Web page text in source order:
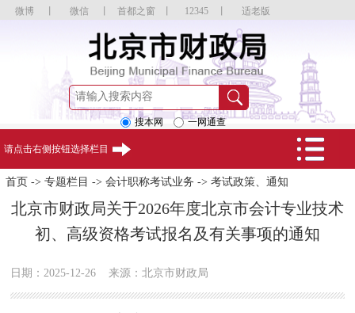
微博 微信 12345 适老版
首都之窗
搜本网 一网通查
请点击右侧按钮选择栏目
首页 -> 专题栏目 -> 会计职称考试业务 -> 考试政策、通知
北京市财政局关于2026年度北京市会计专业技术
初、高级资格考试报名及有关事项的通知
日期：2025-12-26 来源：北京市财政局